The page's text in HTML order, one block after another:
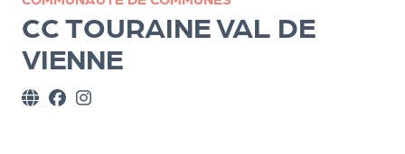
CC TOURAINE VAL DE
VIENNE
ns
PR
O
G!